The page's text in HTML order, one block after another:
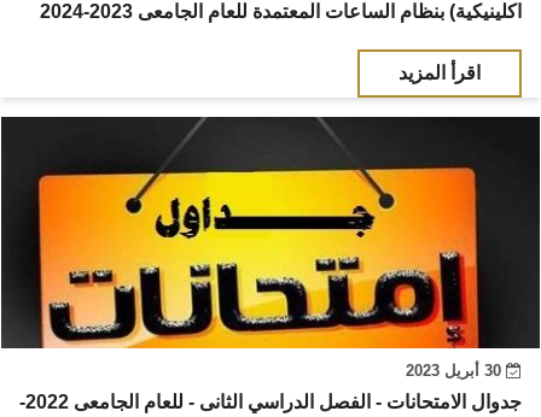
اكلينيكية) بنظام الساعات المعتمدة للعام الجامعى 2023-2024
اقرأ المزيد
جدوال الامتحانات - الفصل الدراسي الثانى - للعام الجامعى 2022-